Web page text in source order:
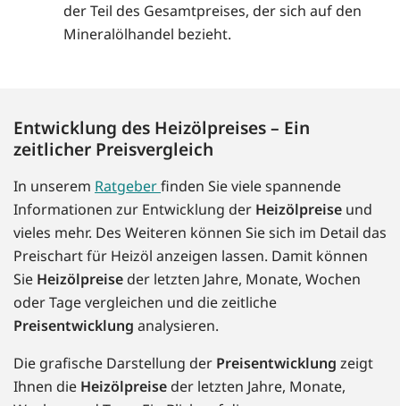
der Teil des Gesamtpreises, der sich auf den
Mineralölhandel bezieht.
Entwicklung des Heizölpreises – Ein
zeitlicher Preisvergleich
In unserem Ratgeberfinden Sie viele spannende
Informationen zur Entwicklung der Heizölpreise und
vieles mehr. Des Weiteren können Sie sich im Detail das
Preischart für Heizöl anzeigen lassen. Damit können
Sie Heizölpreise der letzten Jahre, Monate, Wochen
oder Tage vergleichen und die zeitliche
Preisentwicklung analysieren.
Die grafische Darstellung der Preisentwicklung zeigt
Ihnen die Heizölpreise der letzten Jahre, Monate,